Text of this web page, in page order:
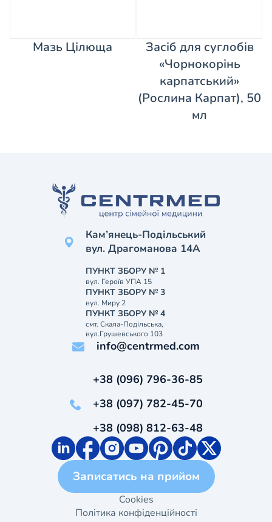
Мазь Цілюща
Засіб для суглобів
«Чорнокорінь
карпатський»
(Рослина Карпат), 50
мл
Кам’янець-Подільський
вул. Драгоманова 14А
ПУНКТ ЗБОРУ № 1
вул. Героїв УПА 15
ПУНКТ ЗБОРУ № 3
вул. Миру 2
ПУНКТ ЗБОРУ № 4
смт. Скала-Подільська,
вул.Грушевського 103
info@centrmed.com
+38 (096) 796-36-85
+38 (097) 782-45-70
+38 (098) 812-63-48
Записатись на прийом
Cookies
Політика конфіденційності